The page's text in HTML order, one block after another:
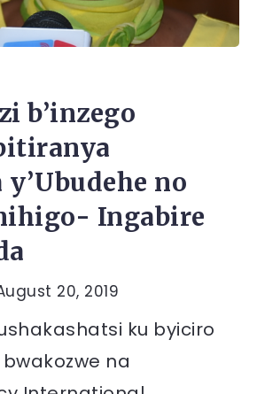
b’inzego
no
Ingabire
20, 2019
ku byiciro
bwakozwe na